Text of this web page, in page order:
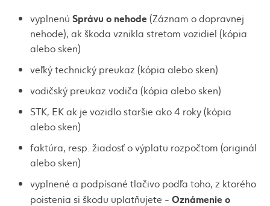
vyplnenú Správu o nehode (Záznam o dopravnej
nehode), ak škoda vznikla stretom vozidiel (kópia
alebo sken)
veľký technický preukaz (kópia alebo sken)
vodičský preukaz vodiča (kópia alebo sken)
STK, EK ak je vozidlo staršie ako 4 roky (kópia
alebo sken)
faktúra, resp. žiadosť o výplatu rozpočtom (originál
alebo sken)
vyplnené a podpísané tlačivo podľa toho, z ktorého
poistenia si škodu uplatňujete - Oznámenie o